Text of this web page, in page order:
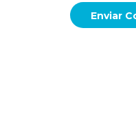
Enviar